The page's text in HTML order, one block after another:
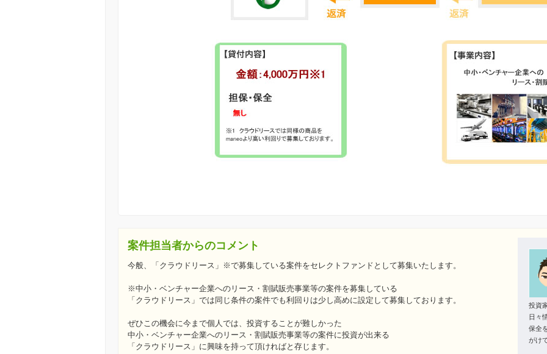
案件担当者からのコメント
今般、「クラウドリース」※で募集している案件をセレクトファンドとして募集いたします。
※中小・ベンチャー企業へのリース・割賦販売事業等の案件を募集している
「クラウドリース」では同じ条件の案件でも利回りは少し高めに設定して募集しております。
ぜひこの機会に今まで個人では、投資することが難しかった
中小・ベンチャー企業へのリース・割賦販売事業等の案件に投資が出来る
「クラウドリース」に興味を持って頂ければと存じます。
投資
日々
保全
がけ